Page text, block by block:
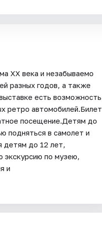
XX века и незабываемо
разных годов, а также
есть возможность
ретро автомобилей.Билет
посещение.Детям до
подняться в самолет и
детям до 12 лет,
экскурсию по музею,
и